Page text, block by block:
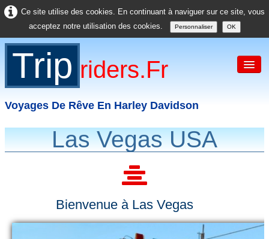
Ce site utilise des cookies. En continuant à naviguer sur ce site, vous
acceptez notre utilisation des cookies.
Personnaliser OK
Trip Riders.fr
Voyages De Rêve En Harley Davidson
Las Vegas USA
Bienvenue à Las Vegas